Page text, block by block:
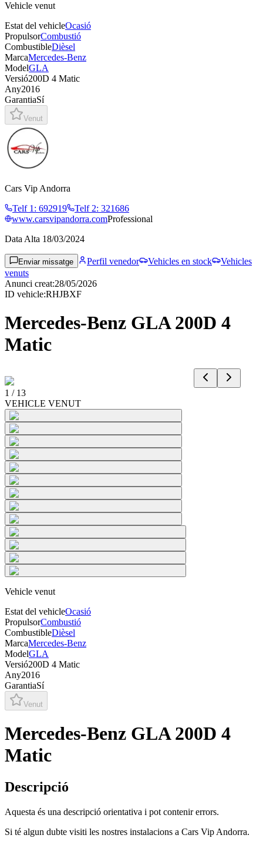
Vehicle venut
Estat del vehicleOcasió
PropulsorCombustió
CombustibleDièsel
MarcaMercedes-Benz
ModelGLA
Versió200D 4 Matic
Any2016
GarantiaSí
Venut
Cars Vip Andorra
Telf 1 : 692919 Telf 2: 321686
www.carsvipandorra.comProfessional
Data Alta 18/03/2024
Enviar missatge Perfil venedor Vehicles en stock
Vehicles
venuts
Anunci creat:28/05/2026
ID vehicle:RHJBXF
Mercedes-Benz GLA 200D 4
Matic
1 / 13
VEHICLE VENUT
Vehicle venut
Estat del vehicleOcasió
PropulsorCombustió
CombustibleDièsel
MarcaMercedes-Benz
ModelGLA
Versió200D 4 Matic
Any2016
GarantiaSí
Venut
Mercedes-Benz GLA 200D 4
Matic
Descripció
Aquesta és una descripció orientativa i pot contenir errors.
Si té algun dubte visiti les nostres instalacions a Cars Vip Andorra.